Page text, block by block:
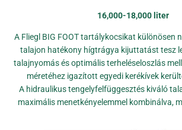
16,000-18,000 liter
A Fliegl BIG FOOT tartálykocsikat különösen
talajon hatékony hígtrágya kijuttatást tesz
talajnyomás és optimális terheléseloszlás
méretéhez igazított egyedi kerékívek
A hidraulikus tengelyfelfüggesztés kiváló
maximális menetkényelemmel kombinálva,